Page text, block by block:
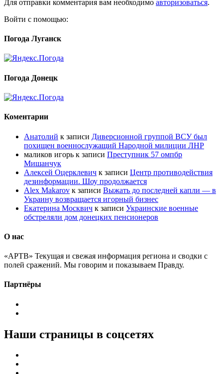
Для отправки комментария вам необходимо авторизоваться.
Войти с помощью:
Погода Луганск
Погода Донецк
Коментарии
Анатолий к записи Диверсионной группой ВСУ был
похищен военнослужащий Народной милиции ЛНР
маликов игорь к записи Преступник 57 омпбр
Мишанчук
Алексей Оцерклевич к записи Центр противодействия
дезинформации. Шоу продолжается
Alex Makarov к записи Выжать до последней капли — в
Украину возвращается игорный бизнес
Екатерина Москвич к записи Украинские военные
обстреляли дом донецких пенсионеров
О нас
«АРТВ» Текущая и свежая информация региона и сводки с
полей сражений. Мы говорим и показываем Правду.
Партнёры
Наши страницы в соцсетях